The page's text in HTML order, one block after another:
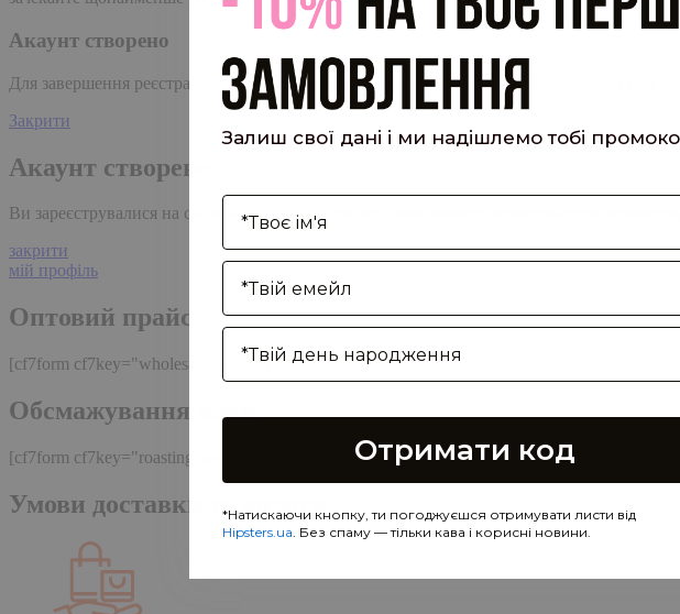
Акаунт створено
Для завершення реєстрації, перейдіть за посиланням у листі, який було надіслано Вам
Закрити
Акаунт створено
Ви зареєструвалися на сайті Hipster.coffee
roasters і вже можете користуватися
закрити
мій профіль
Оптовий прайс
[cf7form cf7key="wholesale-popup"]
Обсмажування кави
[cf7form cf7key="roasting-popup"]
Умови доставки та оплати
Залиш свої дані і ми надішлемо тобі
І'мя
Enter your email address
Birthday
Отримати код
*Натискаючи кнопку, ти погоджуєшся отримувати листи від
Hipsters.ua. Без спаму — тільки кава і корисні новини.